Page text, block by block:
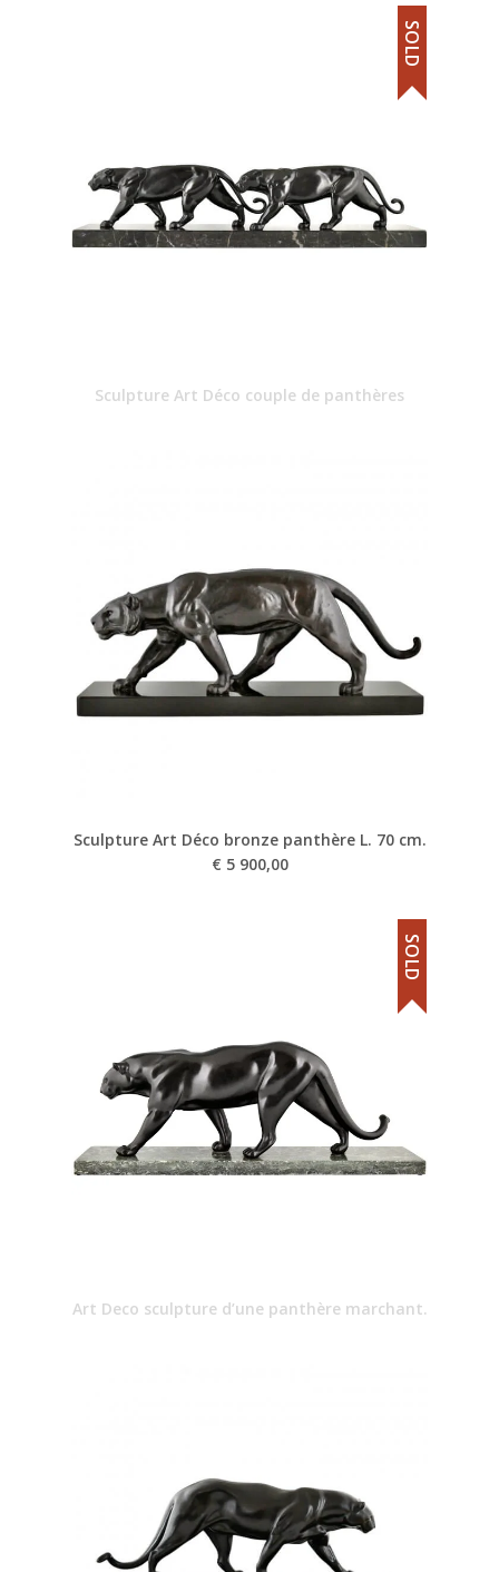
Sculpture Art Déco couple de panthères
SOLD
Sculpture Art Déco bronze panthère L. 70 cm.
€ 5 900,00
Art Deco sculpture d’une panthère marchant.
SOLD